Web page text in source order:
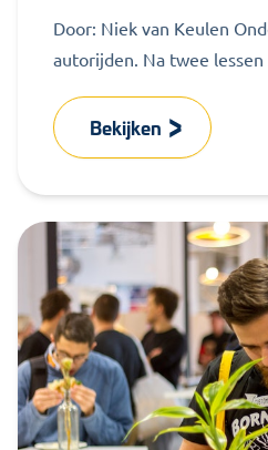
Door: Niek van Keulen
autorijden. Na twee
Bekijken